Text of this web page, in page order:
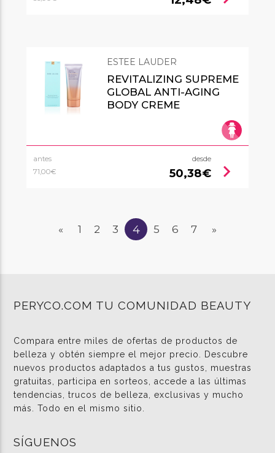
ESTEE LAUDER
REVITALIZING SUPREME
GLOBAL ANTI-AGING
BODY CREME
antes
71,00€
desde
50,38€ chevron_right
« 1 2 3 4 5 6 7 »
PERYCO.COM TU COMUNIDAD BEAUTY
Compara entre miles de ofertas de productos de
belleza y obtén siempre el mejor precio. Descubre
nuevos productos adaptados a tus gustos, muestras
gratuitas, participa en sorteos, accede a las últimas
tendencias, trucos de belleza, exclusivas y mucho
más. Todo en el mismo sitio.
SÍGUENOS